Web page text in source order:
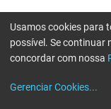
Usamos cookies para
possível. Se continuar
concordar com nossa
Gerenciar Cookies...
Erro ao enviar